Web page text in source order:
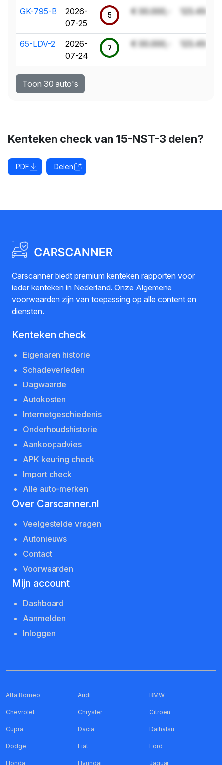
GK-795-B
2026-
07-25
5 € 00.000,- 123.456 km
65-LDV-2
2026-
07-24
7 € 00.000,- 123.456 km
Toon 30 auto's
Kenteken check van 15-NST-3 delen?
PDF Delen
Carscanner biedt premium kenteken rapporten voor
ieder kenteken in Nederland. Onze Algemene
voorwaarden zijn van toepassing op alle content en
diensten.
Kenteken check
Eigenaren historie
Schadeverleden
Dagwaarde
Autokosten
Internetgeschiedenis
Onderhoudshistorie
Aankoopadvies
APK keuring check
Import check
Alle auto-merken
Over Carscanner.nl
Veelgestelde vragen
Autonieuws
Contact
Voorwaarden
Mijn account
Dashboard
Aanmelden
Inloggen
Alfa Romeo Audi BMW
Chevrolet Chrysler Citroen
Cupra Dacia Daihatsu
Dodge Fiat Ford
Honda Hyundai Jaguar